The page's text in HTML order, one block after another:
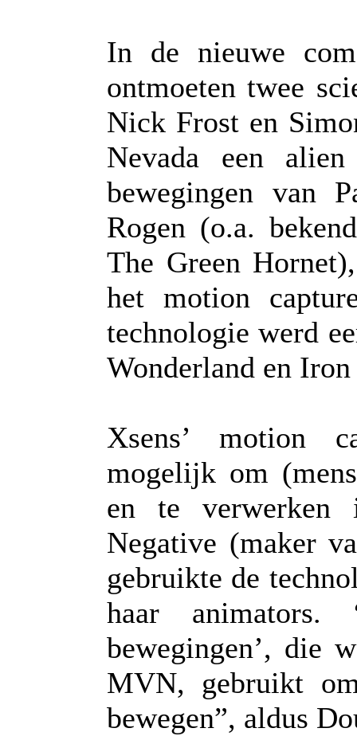
In de nieuwe
ontmoeten twee
Nick Frost en
Nevada een
bewegingen van
Rogen (o.a.
The Green
het motion
technologie werd
Wonderland en
Xsens’ motion
mogelijk om
en te
Negative (maker
gebruikte de
haar animators.
bewegingen’, die
MVN, gebruikt
bewegen”, aldus